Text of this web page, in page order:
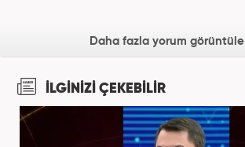
Daha fazla yorum görüntüle
İLGİNİZİ ÇEKEBİLİR